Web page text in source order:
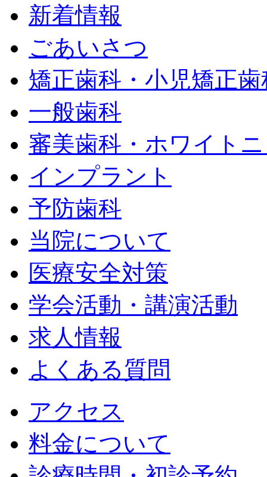
新着情報
ごあいさつ
矯正歯科・小児矯正歯
一般歯科
審美歯科・ホワイト
インプラント
予防歯科
当院について
医療安全対策
学会活動・講演活動
求人情報
よくある質問
アクセス
料金について